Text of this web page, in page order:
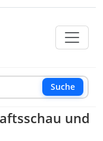
Suche
und